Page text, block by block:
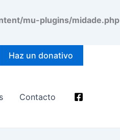
mu-plugins/midade.php
Haz un donativo
Contacto